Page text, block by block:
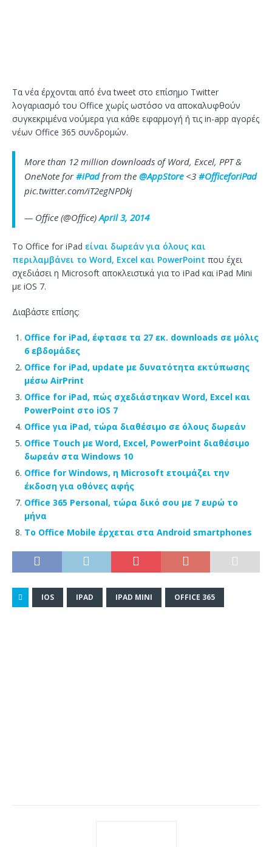
Τα νέα έρχονται από ένα tweet στο επίσημο Twitter
λογαριασμό του Office χωρίς ωστόσο να αποκαλυφθούν
συγκεκριμένα νούμερα για κάθε εφαρμογή ή τις in-app αγορές
νέων Office 365 συνδρομών.
More than 12 million downloads of Word, Excel, PPT &
OneNote for#iPadfrom the @AppStore<3 #OfficeforiPad
pic.twitter.com/iT2egNPDkj
— Office (@Office)April 3, 2014
Το Office for iPad είναι δωρεάν για όλους και
περιλαμβάνει το Word, Excel και PowerPoint που έχει
σχεδιάσει η Microsoft αποκλειστικά για το iPad και iPad Mini
με iOS 7.
Διαβάστε επίσης:
Office for iPad, έφτασε τα 27 εκ. downloads σε μόλις
6 εβδομάδες
Office for iPad, update με δυνατότητα εκτύπωσης
μέσω AirPrint
Office for iPad, πώς σχεδιάστηκαν Word, Excel και
PowerPoint στο iOS 7
Office για iPad, τώρα διαθέσιμο σε όλους δωρεάν
Office Touch με Word, Excel, PowerPoint διαθέσιμο
δωρεάν στα Windows 10
Office for Windows, η Microsoft ετοιμάζει την
έκδοση για οθόνες αφής
Office 365 Personal, τώρα δικό σου με 7 ευρώ το
μήνα
Το Office Mobile έρχεται στα Android smartphones
IOS IPAD IPAD MINI OFFICE 365